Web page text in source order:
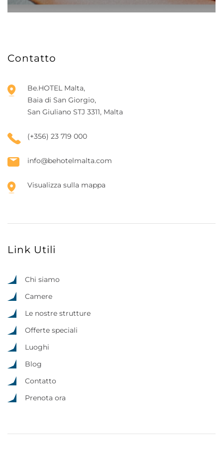
Contatto
Be.HOTEL Malta,
Baia di San Giorgio,
San Giuliano STJ 3311, Malta
(+356) 23 719 000
info@behotelmalta.com
Visualizza sulla mappa
Link Utili
Chi siamo
Camere
Le nostre strutture
Offerte speciali
Luoghi
Blog
Contatto
Prenota ora